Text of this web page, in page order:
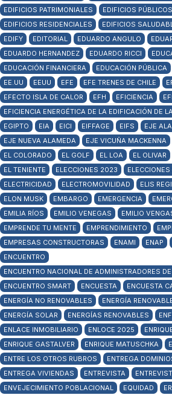
EDIFICIOS PATRIMONIALES EDIFICIOS PÚBLICOS
EDIFICIOS RESIDENCIALES
EDIFICIOS
EDIFY
EDITORIAL EDUARDO ANGULO
EDUARDO HERNANDEZ
EDUARDO RICCI
EDUCACIÓN FINANCIERA
EDUCACIÓN PÚBLICA
EE.UU
EEUU EFE EFE TRENES DE CHILE
EFECTO ISLA DE CALOR
EFH EFICIENCIA
EFICIENCIA ENERGÉTICA DE LA EDIFICACIÓN DE
EGIPTO
EIA EICI EIFFAGE EIFS EJE
EJE NUEVA ALAMEDA
EJE VICUÑA MACKENNA
EL COLORADO
EL GOLF EL LOA EL OLIVAR
EL TENIENTE
ELECCIONES 2023
ELECTRICIDAD
ELECTROMOVILIDAD ELIS
ELON MUSK
EMBARGO EMERGENCIA
EMILIA RÍOS
EMILIO VENEGAS EMILIO
EMPRENDE TU MENTE
EMPRENDIMIENTO
EMPRESAS CONSTRUCTORAS
ENAMI ENAP
ENCUENTRO
ENCUENTRO NACIONAL DE ADMINISTRADORES
ENCUENTRO SMART
ENCUESTA ENCUESTA
ENERGÍA NO RENOVABLES
ENERGÍA
ENERGÍA SOLAR
ENERGÍAS RENOVABLES
ENLACE INMOBILIARIO
ENLOCE 2025
ENRIQUE GASTALVER
ENRIQUE MATUSCHKA
ENTRE LOS OTROS RUBROS
ENTREGA
ENTREGA VIVIENDAS
ENTREVISTA
ENVEJECIMIENTO POBLACIONAL
EQUIDAD